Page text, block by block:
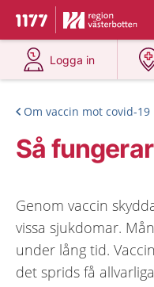
Till startsidan för 1177
Du har valt
Logga in
på 1177.se
Om vaccin mot covid-19
Så
Genom vaccin
vissa sjukdomar.
under lång tid.
det sprids få